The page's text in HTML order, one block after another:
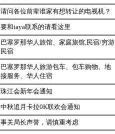
请问各位前辈谁家有想转让的电视机？
要和taya联系的请看这里
巴塞罗那华人旅馆、家庭旅馆,民宿/穷游
民宿
巴塞罗那华人旅游包车、包车购物、地
接服务、华人住宿
珠江会新年会通知
中秋追月卡拉0K联欢会通知
事关局长声誉，请慎重考虑